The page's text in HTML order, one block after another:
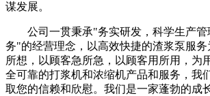
谋发展。
公司一贯秉承"务实研发，科学生产管
务"的经营理念，以高效快捷的渣浆泵服
所想，以顾客急所急，以顾客用所用，为
全可靠的打浆机和浓缩机产品和服务，我
取您的信赖和欣慰。我们是一家蓬勃的成